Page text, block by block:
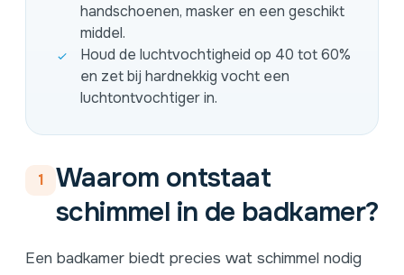
handschoenen, masker en een geschikt
middel.
Houd de luchtvochtigheid op 40 tot 60%
en zet bij hardnekkig vocht een
luchtontvochtiger in.
1
Waarom ontstaat
schimmel in de badkamer?
Een badkamer biedt precies wat schimmel nodig